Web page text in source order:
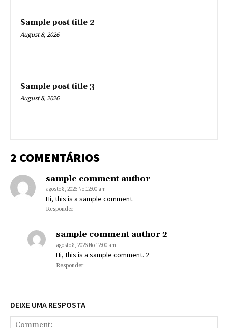
Sample post title 2
August 8, 2026
Sample post title 3
August 8, 2026
2 COMENTÁRIOS
sample comment author
agosto 8, 2026 No 12:00 am
Hi, this is a sample comment.
Responder
sample comment author 2
agosto 8, 2026 No 12:00 am
Hi, this is a sample comment. 2
Responder
DEIXE UMA RESPOSTA